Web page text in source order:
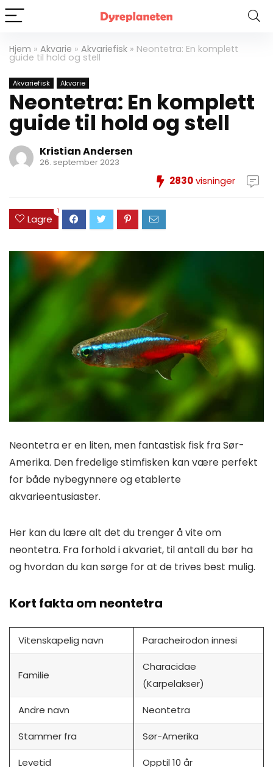
Hjem » Akvarie » Akvariefisk » Neontetra: En komplett
guide til hold og stell
Akvariefisk Akvarie
Neontetra: En komplett
guide til hold og stell
Kristian Andersen
26. september 2023
2830visninger
Lagre
1
Neontetra er en liten, men fantastisk fisk fra Sør-
Amerika. Den fredelige stimfisken kan være perfekt
for både nybegynnere og etablerte
akvarieentusiaster.
Her kan du lære alt det du trenger å vite om
neontetra. Fra forhold i akvariet, til antall du bør ha
og hvordan du kan sørge for at de trives best mulig.
Kort fakta om neontetra
Vitenskapelig navn Paracheirodon innesi
Familie
Characidae
(Karpelakser)
Andre navn Neontetra
Stammer fra Sør-Amerika
Levetid Opptil 10 år